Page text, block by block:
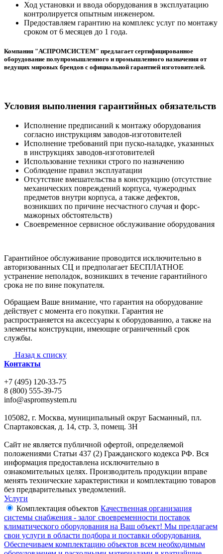
Ход установки и ввода оборудования в эксплуатацию
контролируется опытным инженером.
Предоставляем гарантию на комплекс услуг по монтажу
сроком от 6 месяцев до 1 года.
Компания "АСПРОМСИСТЕМ" предлагает сертифицированное
оборудование полупромышленного и промышленного назначения от
ведущих мировых брендов с официальной гарантией изготовителей.
Условия выполнения гарантийных обязательств
Исполнение предписаний к монтажу оборудования
согласно инструкциям заводов-изготовителей
Исполнение требований при пуско-наладке, указанных
в инструкциях заводов-изготовителей
Использование техники строго по назначению
Соблюдение правил эксплуатации
Отсутствие вмешательства в конструкцию (отсутствие
механических повреждений корпуса, чужеродных
предметов внутри корпуса, а также дефектов,
возникших по причине несчастного случая и форс-
мажорных обстоятельств)
Своевременное сервисное обслуживание оборудования
Гарантийное обслуживание проводится исключительно в
авторизованных СЦ и предполагает БЕСПЛАТНОЕ
устранение неполадок, возникших в течение гарантийного
срока не по вине покупателя.
Обращаем Ваше внимание, что гарантия на оборудование
действует с момента его покупки. Гарантия не
распространяется на аксессуары к оборудованию, а также на
элементы конструкции, имеющие ограниченный срок
службы.
Назад к списку
Контакты
+7 (495) 120-33-75
8 (800) 555-39-75
info@aspromsystem.ru
105082, г. Москва, муниципальный округ Басманный, пл.
Спартаковская, д. 14, стр. 3, помещ. 3Н
Сайт не является публичной офертой, определяемой
положениями Статьи 437 (2) Гражданского кодекса РФ. Вся
информация предоставлена исключительно в
ознакомительных целях. Производитель продукции вправе
менять технические характеристики и комплектацию товаров
без предварительных уведомлений.
Услуги
Комплектация объектов Качественная организация
системы снабжения - залог своевременности поставок
климатического оборудования на Ваш объект! Мы предлагаем
свои услуги в области подбора и поставки оборудования.
Обеспечиваем комплектацию объектов всем необходимым